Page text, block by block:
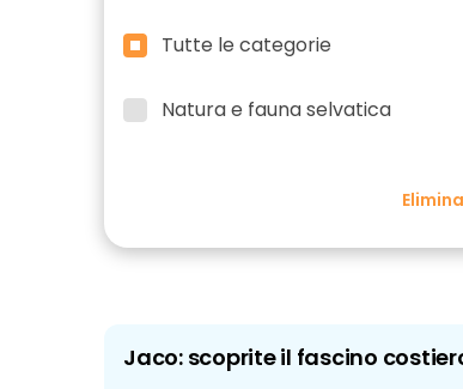
Tutte le categorie
Natura e fauna selvatica
Jaco: scoprite il fascino